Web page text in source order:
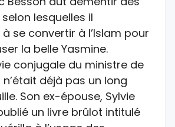
lesquelles il
se convertir à l’Islam pour
la belle Yasmine.
conjugale du ministre de
n’était déjà pas un long
Son ex-épouse, Sylvie
un livre brûlot intitulé